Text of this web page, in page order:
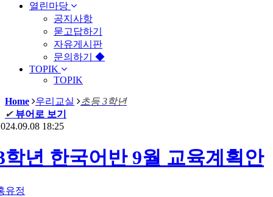
열린마당
공지사항
묻고답하기
자유게시판
문의하기 ◆
TOPIK
TOPIK
Home 우리교실
초등 3학년
✔ 뷰어로 보기
18:25
학년 한국어반 9월 교육계획안
유정